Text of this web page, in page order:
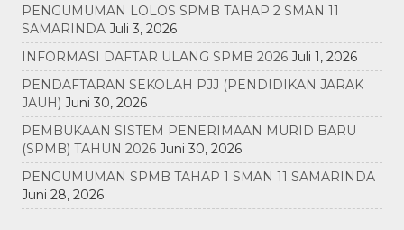
PENGUMUMAN LOLOS SPMB TAHAP 2 SMAN 11
SAMARINDA Juli 3, 2026
INFORMASI DAFTAR ULANG SPMB 2026 Juli 1, 2026
PENDAFTARAN SEKOLAH PJJ (PENDIDIKAN JARAK
JAUH) Juni 30, 2026
PEMBUKAAN SISTEM PENERIMAAN MURID BARU
(SPMB) TAHUN 2026 Juni 30, 2026
PENGUMUMAN SPMB TAHAP 1 SMAN 11 SAMARINDA
Juni 28, 2026